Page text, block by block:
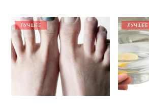
ЛУЧШЕЕ ЛУЧШЕЕ